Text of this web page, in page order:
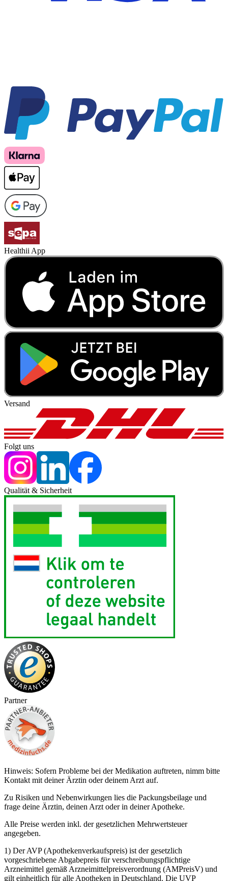
Healthii App
Versand
Folgt uns
Qualität & Sicherheit
Partner
Hinweis: Sofern Probleme bei der Medikation auftreten, nimm bitte
Kontakt mit deiner Ärztin oder deinem Arzt auf.
Zu Risiken und Nebenwirkungen lies die Packungsbeilage und
frage deine Ärztin, deinen Arzt oder in deiner Apotheke.
Alle Preise werden inkl. der gesetzlichen Mehrwertsteuer
angegeben.
1) Der AVP (Apothekenverkaufspreis) ist der gesetzlich
vorgeschriebene Abgabepreis für verschreibungspflichtige
Arzneimittel gemäß Arzneimittelpreisverordnung (AMPreisV) und
gilt einheitlich für alle Apotheken in Deutschland. Die UVP